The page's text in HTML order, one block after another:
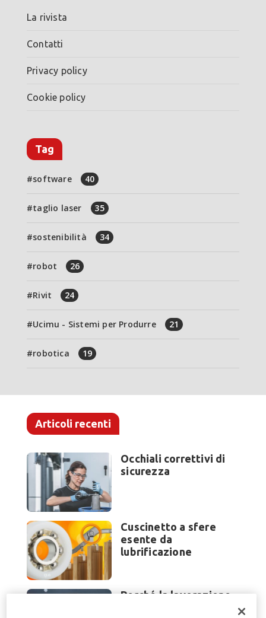
La rivista
Contatti
Privacy policy
Cookie policy
Tag
software 40
taglio laser 35
sostenibilità 34
robot 26
Rivit 24
Ucimu - Sistemi per Produrre 21
robotica 19
Articoli recenti
Occhiali correttivi di
sicurezza
Cuscinetto a sfere
esente da
lubrificazione
Perché la lavorazione